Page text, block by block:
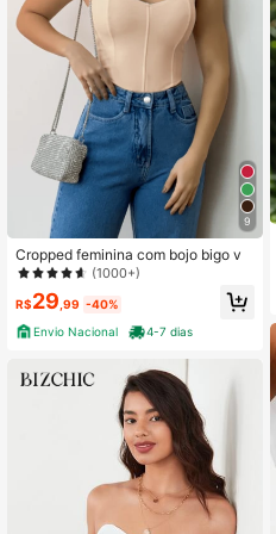
9
Cropped feminina com bojo bigo v
(1000+)
R$29,99 -40%
Envio Nacional
4-7 dias